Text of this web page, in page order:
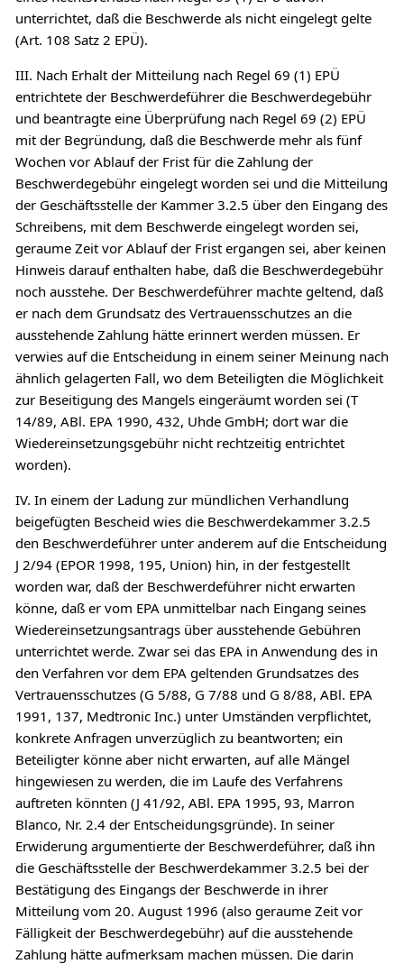
unterrichtet, daß die Beschwerde als nicht eingelegt gelte
(Art. 108 Satz 2 EPÜ).
III. Nach Erhalt der Mitteilung nach Regel 69 (1) EPÜ
entrichtete der Beschwerdeführer die Beschwerdegebühr
und beantragte eine Überprüfung nach Regel 69 (2) EPÜ
mit der Begründung, daß die Beschwerde mehr als fünf
Wochen vor Ablauf der Frist für die Zahlung der
Beschwerdegebühr eingelegt worden sei und die Mitteilung
der Geschäftsstelle der Kammer 3.2.5 über den Eingang des
Schreibens, mit dem Beschwerde eingelegt worden sei,
geraume Zeit vor Ablauf der Frist ergangen sei, aber keinen
Hinweis darauf enthalten habe, daß die Beschwerdegebühr
noch ausstehe. Der Beschwerdeführer machte geltend, daß
er nach dem Grundsatz des Vertrauensschutzes an die
ausstehende Zahlung hätte erinnert werden müssen. Er
verwies auf die Entscheidung in einem seiner Meinung nach
ähnlich gelagerten Fall, wo dem Beteiligten die Möglichkeit
zur Beseitigung des Mangels eingeräumt worden sei (T
14/89, ABl. EPA 1990, 432, Uhde GmbH; dort war die
Wiedereinsetzungsgebühr nicht rechtzeitig entrichtet
worden).
IV. In einem der Ladung zur mündlichen Verhandlung
beigefügten Bescheid wies die Beschwerdekammer 3.2.5
den Beschwerdeführer unter anderem auf die Entscheidung
J 2/94 (EPOR 1998, 195, Union) hin, in der festgestellt
worden war, daß der Beschwerdeführer nicht erwarten
könne, daß er vom EPA unmittelbar nach Eingang seines
Wiedereinsetzungsantrags über ausstehende Gebühren
unterrichtet werde. Zwar sei das EPA in Anwendung des in
den Verfahren vor dem EPA geltenden Grundsatzes des
Vertrauensschutzes (G 5/88, G 7/88 und G 8/88, ABl. EPA
1991, 137, Medtronic Inc.) unter Umständen verpflichtet,
konkrete Anfragen unverzüglich zu beantworten; ein
Beteiligter könne aber nicht erwarten, auf alle Mängel
hingewiesen zu werden, die im Laufe des Verfahrens
auftreten könnten (J 41/92, ABl. EPA 1995, 93, Marron
Blanco, Nr. 2.4 der Entscheidungsgründe). In seiner
Erwiderung argumentierte der Beschwerdeführer, daß ihn
die Geschäftsstelle der Beschwerdekammer 3.2.5 bei der
Bestätigung des Eingangs der Beschwerde in ihrer
Mitteilung vom 20. August 1996 (also geraume Zeit vor
Fälligkeit der Beschwerdegebühr) auf die ausstehende
Zahlung hätte aufmerksam machen müssen. Die darin